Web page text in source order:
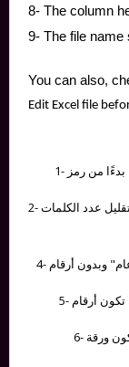
8- The column
9- The file name
You can also,
Edit Excel file
1- يجب إدراج أرقام الهواتف في العمود الأول من الورقة، بدءًا من رمز
2- يجب أن لا يتضمن اسم الملف أي رموز خاصة ويُحاول تقليل عدد الكلمات
4- يجب أن يكون عمود المستلم بتنسيق "رقم" وليس "عام" وبدون أرقام
5- يرجى تجنب وجود وظائف في عمود المستلم (يجب أن تكون أرقام